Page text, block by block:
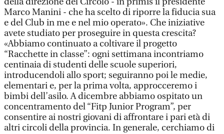
Marco Manini - che ha scelto di riporre la fiducia sua
e del Club in me e nel mio operato». Che iniziative
avete studiato per proseguire in questa crescita?
«Abbiamo continuato a coltivare il progetto
“Racchette in classe”: ogni settimana incontriamo
centinaia di studenti delle scuole superiori,
introducendoli allo sport; seguiranno poi le medie,
elementari e, per la prima volta, approcceremo i
bimbi dell’asilo. A dicembre abbiamo ospitato un
concentramento del “Fitp Junior Program”, per
consentire ai nostri giovani di affrontare i pari età di
altri circoli della provincia. In generale, cerchiamo di